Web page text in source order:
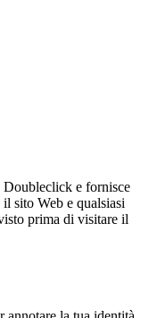
Doubleclick e fornisce
sito Web e qualsiasi
prima di visitare il